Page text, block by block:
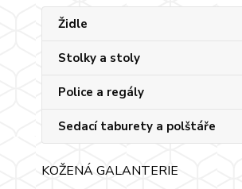
Židle
Stolky a stoly
Police a regály
Sedací taburety a polštáře
KOŽENÁ GALANTERIE